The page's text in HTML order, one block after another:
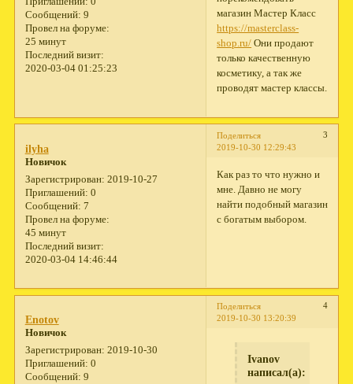
Сообщений: 9
Провел на форуме:
25 минут
Последний визит:
2020-03-04 01:25:23
магазин Мастер Класс
https://masterclass-
shop.ru/ Они продают
только качественную
косметику, а так же
проводят мастер классы.
Поделиться
3
2019-10-30 12:29:43
ilyha
Новичок
Зарегистрирован: 2019-10-27
Приглашений: 0
Сообщений: 7
Провел на форуме:
45 минут
Последний визит:
2020-03-04 14:46:44
Как раз то что нужно и
мне. Давно не могу
найти подобный магазин
с богатым выбором.
Поделиться
4
2019-10-30 13:20:39
Enotov
Новичок
Зарегистрирован: 2019-10-30
Приглашений: 0
Сообщений: 9
Ivanov
написал(а):